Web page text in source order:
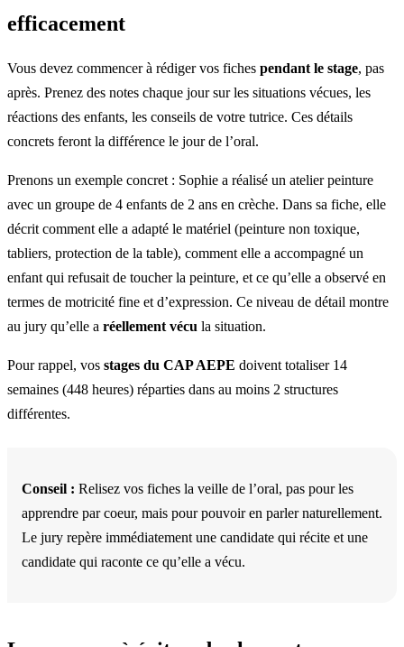
efficacement
Vous devez commencer à rédiger vos fiches pendant le stage, pas
après. Prenez des notes chaque jour sur les situations vécues, les
réactions des enfants, les conseils de votre tutrice. Ces détails
concrets feront la différence le jour de l’oral.
Prenons un exemple concret : Sophie a réalisé un atelier peinture
avec un groupe de 4 enfants de 2 ans en crèche. Dans sa fiche, elle
décrit comment elle a adapté le matériel (peinture non toxique,
tabliers, protection de la table), comment elle a accompagné un
enfant qui refusait de toucher la peinture, et ce qu’elle a observé en
termes de motricité fine et d’expression. Ce niveau de détail montre
au jury qu’elle a réellement vécu la situation.
Pour rappel, vos stages du CAP AEPE doivent totaliser 14
semaines (448 heures) réparties dans au moins 2 structures
différentes.
Conseil : Relisez vos fiches la veille de l’oral, pas pour les
apprendre par coeur, mais pour pouvoir en parler naturellement.
Le jury repère immédiatement une candidate qui récite et une
candidate qui raconte ce qu’elle a vécu.